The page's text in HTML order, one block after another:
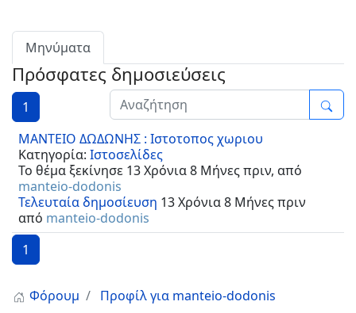
Μηνύματα
Πρόσφατες δημοσιεύσεις
1
ΜΑΝΤΕΙΟ ΔΩΔΩΝΗΣ : Ιστοτοπος χωριου
Κατηγορία: Ιστοσελίδες
Το θέμα ξεκίνησε 13 Χρόνια 8 Μήνες πριν, από
manteio-dodonis
Τελευταία δημοσίευση 13 Χρόνια 8 Μήνες πριν
από manteio-dodonis
1
Φόρουμ Προφίλ για manteio-dodonis